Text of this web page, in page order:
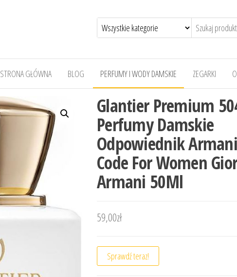
STRONA GŁÓWNA BLOG PERFUMY I WODY DAMSKIE ZEGARKI
Glantier Premium
Perfumy Damskie
Odpowiednik Armani
Code For Women
Armani 50Ml
59,00zł
Sprawdź teraz!